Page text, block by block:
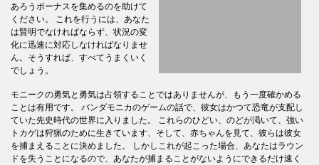
あろうボーナスを集めるのを助けて
ください。 これを行うには、あなた
は賢明でなければならず、状況の変
化に迅速に対応しなければなりませ
ん。そうすれば、すべてうまくいく
でしょう。
モニークの勇気と勇気は占領することではありませんが、もう一度確かめる
ことは有用です。 バンダモニカのゲームの話で、彼女はかつて恐竜が支配し
ていた先史時代の世界に入りました。 これらのひどい、のどが渇いて、強い
トカゲは狩猟のために生きています、そして、赤ちゃんを見て、彼らは彼女
を捕まえることに決めました。 しかしこれが起こった場合、あなたはラウン
ドを失うことになるので、あなたが捕まることがないようにできるだけ速く